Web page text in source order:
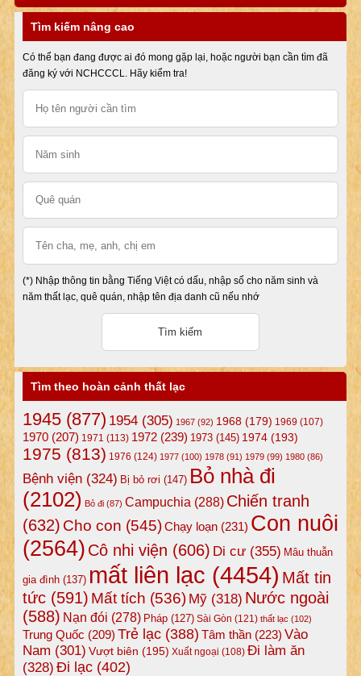
Tìm kiếm nâng cao
Có thể bạn đang được ai đó mong gặp lại, hoặc người bạn cần tìm đã
đăng ký với NCHCCCL. Hãy kiểm tra!
(*) Nhập thông tin bằng Tiếng Việt có dấu, nhập số cho năm sinh và
năm thất lạc, quê quán, nhập tên địa danh cũ nếu nhớ
Tìm theo hoàn cảnh thất lạc
1945(877) 1954(305) 1967(92) 1968(179) 1969 (107)
1970(207) 1971 (113) 1972(239) 1973(145) 1974(193)
1975 (813) 1976 (124) 1977(100) 1978(91) 1979(99) 1980(86)
Bệnh viện(324) Bị bỏ rơi (147) Bỏ nhà đi
(2102) Bỏ đi(87) Campuchia (288) Chiến tranh
(632) Cho con (545)Chạy loạn(231) Con nuôi
(2564) Cô nhi viện (606) Di cư(355) Mâu thuẫn
gia đình(137) mất liên lạc (4454) Mất tin
tức(591) Mất tích (536) Mỹ(318) Nước ngoài
(588) Nạn đói (278) Pháp(127) Sài Gòn (121) thất lạc (102)
Trung Quốc (209) Trẻ lạc(388) Tâm thần(223) Vào
Nam (301) Vượt biên (195) Xuất ngoại (108) Đi làm ăn
(328) Đi lạc(402)